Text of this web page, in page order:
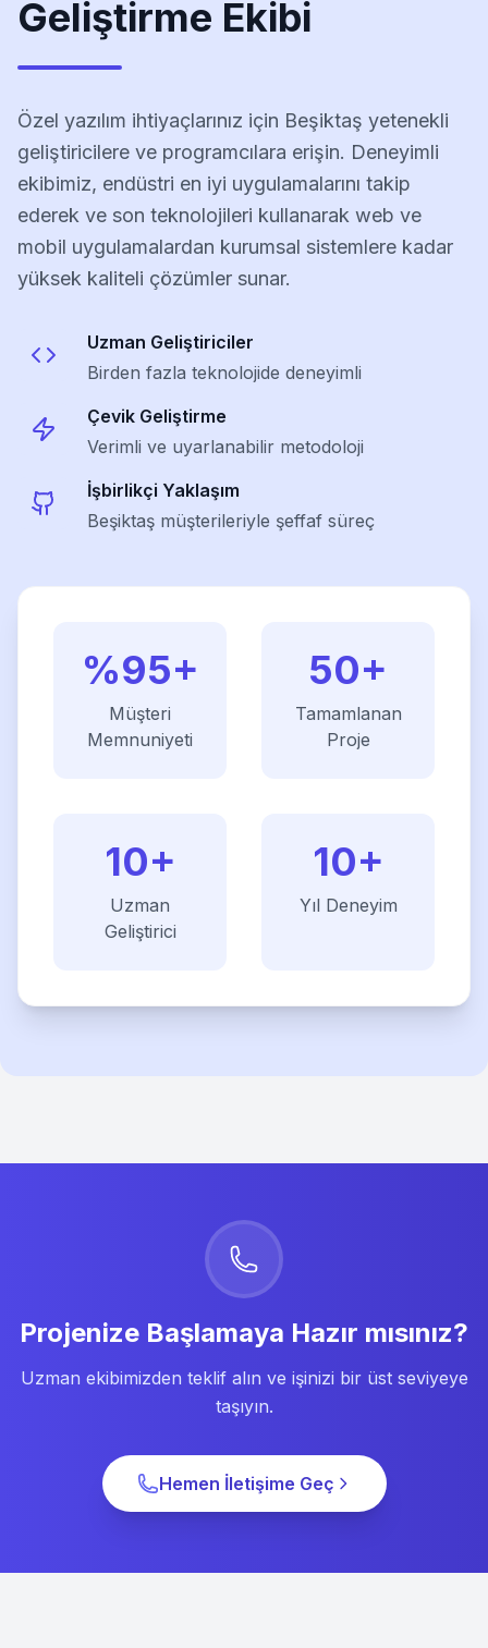
Geliştirme Ekibi
Özel yazılım ihtiyaçlarınız için Beşiktaş yetenekli
geliştiricilere ve programcılara erişin. Deneyimli
ekibimiz, endüstri en iyi uygulamalarını takip
ederek ve son teknolojileri kullanarak web ve
mobil uygulamalardan kurumsal sistemlere kadar
yüksek kaliteli çözümler sunar.
Uzman Geliştiriciler
Birden fazla teknolojide deneyimli
Çevik Geliştirme
Verimli ve uyarlanabilir metodoloji
İşbirlikçi Yaklaşım
Beşiktaş müşterileriyle şeffaf süreç
%95+
Müşteri
Memnuniyeti
50+
Tamamlanan
Proje
10+
Uzman
Geliştirici
10+
Yıl Deneyim
Projenize Başlamaya Hazır mısınız?
Uzman ekibimizden teklif alın ve işinizi bir üst seviyeye
taşıyın.
Hemen İletişime Geç